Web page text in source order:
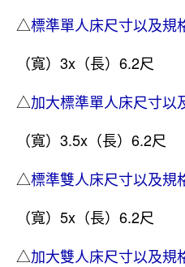
△標準單人床尺寸以及規
（寬）3x（長）6.2尺
△加大標準單人床尺寸以
（寬）3.5x（長）6.2尺
△標準雙人床尺寸以及規
（寬）5x（長）6.2尺
△加大雙人床尺寸以及規